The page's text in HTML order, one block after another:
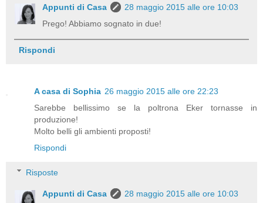
Appunti di Casa
28 maggio 2015 alle ore 10:03
Prego! Abbiamo sognato in due!
Rispondi
A casa di Sophia 26 maggio 2015 alle ore 22:23
Sarebbe bellissimo se la poltrona Eker tornasse in
produzione!
Molto belli gli ambienti proposti!
Rispondi
Risposte
Appunti di Casa
28 maggio 2015 alle ore 10:03